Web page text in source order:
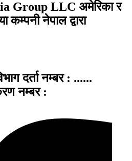
Group LLC अमेरिका र
कम्पनी नेपाल द्वारा
दर्ता नम्बर : ......
नम्बर :